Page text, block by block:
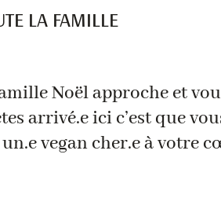
LA FAMILLE
Noël approche et
arrivé.e ici c’est que
vegan cher.e à votre